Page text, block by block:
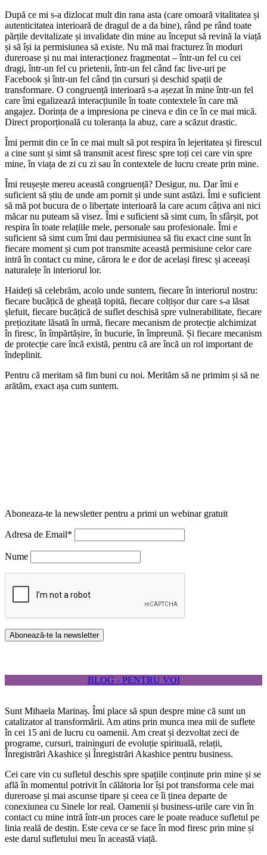
După ce mi s-a dizlocat mult din rana asta (care omoară vitalitatea și
autenticitatea interioară de dragul de a da bine), rând pe rând toate
părțile devitalizate și invalidate din mine au început să revină la viață
și să își ia permisiunea să existe. Nu mă mai fracturez în moduri
dureroase și nu mai interacționez fragmentat – într-un fel cu cei
dragi, într-un fel cu prietenii, într-un fel când fac live-uri pe
Facebook și într-un fel când țin cursuri și deschid spații de
transformare. O congruență interioară s-a așezat în mine într-un fel
care îmi egalizează interacțiunile în toate contextele în care mă
angajez. Dorința de a impresiona pe cineva e din ce în ce mai mică.
Direct proporțională cu toleranța la abuz, care a scăzut drastic.
Îmi permit din ce în ce mai mult să pot respira în lejeritatea și firescul
a cine sunt și simt să transmit acest firesc spre toți cei care vin spre
mine, în viața de zi cu zi sau în contextele de lucru create prin mine.
Îmi reușește mereu această congruență? Desigur, nu. Dar îmi e
suficient să știu de unde am pornit și unde sunt astăzi. Îmi e suficient
să mă pot bucura de o libertate interioară la care acum câțiva ani nici
măcar nu puteam să visez. Îmi e suficient să simt cum, în sfârșit, pot
respira în toate relațiile mele, personale sau profesionale. Îmi e
suficient să simt cum îmi dau permisiunea să fiu exact cine sunt în
fiecare moment și cum pot transmite această permisiune celor care
intră în contact cu mine, cărora le e dor de același firesc și aceeași
naturalețe în interiorul lor.
Haideți să celebrăm, acolo unde suntem, fiecare în interiorul nostru:
fiecare bucățică de gheață topită, fiecare colțișor dur care s-a lăsat
șlefuit, fiecare bucățică de suflet deschisă spre vulnerabilitate, fiecare
prețiozitate lăsată în urmă, fiecare mecanism de protecție alchimizat
în firesc, în împărtășire, în bucurie, în împreună. Și fiecare mecanism
de protecție care încă există, pentru că are încă un rol important de
îndeplinit.
Pentru că meritam să fim buni cu noi. Merităm să ne primim și să ne
arătăm, exact așa cum suntem.
Aboneaza-te la newsletter pentru a primi un webinar gratuit
Adresa de Email*
Nume
BLOG - PENTRU VOI
Sunt Mihaela Marinaș. Îmi place să spun despre mine că sunt un
catalizator al transformării. Am atins prin munca mea mii de suflete
în cei 15 ani de lucru cu oamenii. Am creat și dezvoltat zeci de
programe, cursuri, traininguri de evoluție spirituală, relații,
Înregistrări Akashice și Înregistrări Akashice pentru business.
Cei care vin cu sufletul deschis spre spațiile conținute prin mine și se
află în momentul potrivit în călătoria lor își pot transforma cele mai
dureroase și mai ascunse tipare și ceea ce îi ținea departe de
conexiunea cu Sinele lor real. Oamenii și business-urile care vin în
contact cu mine intră într-un proces care le poate readuce sufletul pe
linia reală de destin. Este ceva ce se face în mod firesc prin mine și
este darul sufletului meu în această viață.